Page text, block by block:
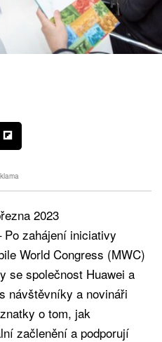
2023
Po zahájení iniciativy
World Congress (MWC)
se společnost Huawei a
návštěvníky a novináři
o tom, jak
začlenění a podporují